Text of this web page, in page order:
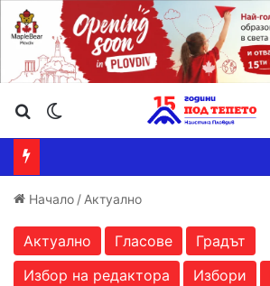
Търсене ...
Начало / Актуално
Актуално Гласове
Градът
Избор на редактора
Избори